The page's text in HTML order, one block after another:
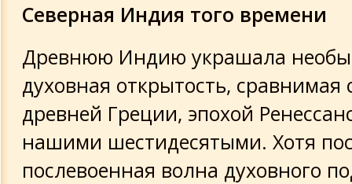
Северная Индия того времени
Древнюю Индию украшала
духовная открытость, сравнимая
древней Греции, эпохой
нашими шестидесятыми. Хотя
послевоенная волна духовного